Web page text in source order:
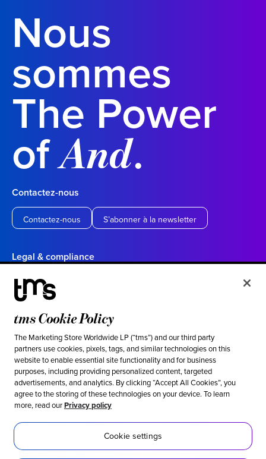
Nous
sommes
The Power
ofAnd.
Contactez-nous
Contactez-nous S’abonner à la newsletter
Legal & compliance
Politique de confidentialité
Conditions d’utilisation
Vos choix en matière de confidentialité en Californie
Cookie settings
Ethical & social responsibility
Notre position contre l’esclavage moderne
Politique d’inclusion
Développement durable
Accessibilité
tms Cookie Policy
The Marketing Store Worldwide LP (“tms”) and our third party
partners use cookies, pixels, tags, and similar technologies on this
website to enable essential site functionality and for business
purposes, including providing personalized content, targeted
advertisements, and analytics. By clicking “Accept All Cookies”, you
agree to the storing of these technologies on your device. To learn
more, read ourPrivacy policy
Cookie settings